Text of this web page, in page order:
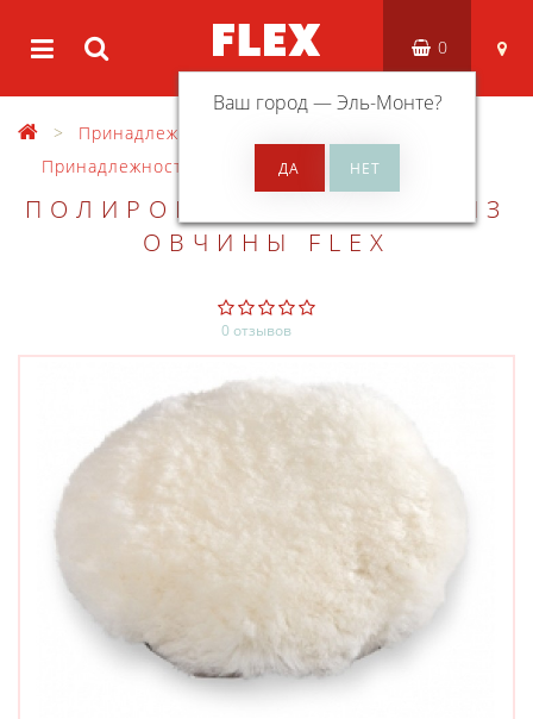
Ваш город —Эль-Монте?
0
Принадлежности
Принадлежности для полирования
ПОЛИРОВАЛЬНЫЙ КРУГ ИЗ
ОВЧИНЫ FLEX
0 отзывов